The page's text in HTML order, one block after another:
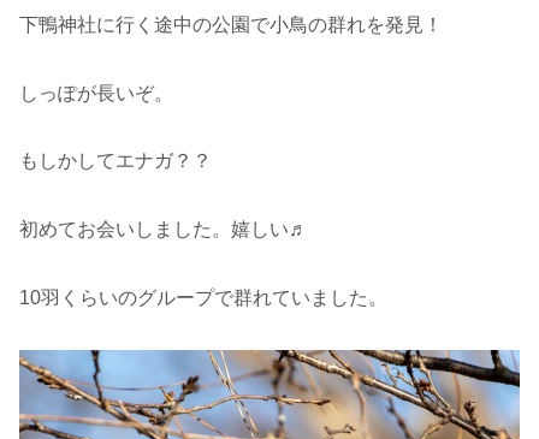
下鴨神社に行く途中の公園で小鳥の群れを発見！
しっぽが長いぞ。
もしかしてエナガ？？
初めてお会いしました。嬉しい♬
10羽くらいのグループで群れていました。